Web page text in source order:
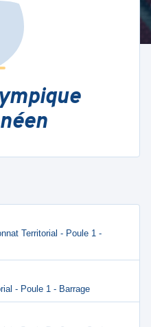
Territorial - Poule 1 -
- Poule 1 - Barrage